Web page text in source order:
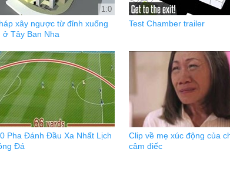
1:0
xây ngược từ đỉnh xuống
ở Tây Ban Nha
Test Chamber trailer
Pha Đánh Đầu Xa Nhất Lịch
Đá
Clip về mẹ xúc động của
câm điếc